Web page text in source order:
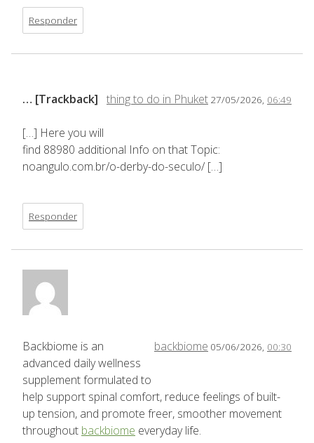
Responder
thing to do in Phuket 27/05/2026, 06:49
… [Trackback]
[…] Here you will
find 88980 additional Info on that Topic:
noangulo.com.br/o-derby-do-seculo/ […]
Responder
backbiome 05/06/2026, 00:30
Backbiome is an
advanced daily wellness
supplement formulated to
help support spinal comfort, reduce feelings of built-
up tension, and promote freer, smoother movement
throughout backbiome everyday life.